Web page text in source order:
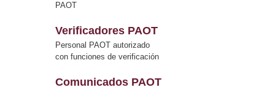
PAOT
Verificadores PAOT
Personal PAOT autorizado
con funciones de verificación
Comunicados PAOT